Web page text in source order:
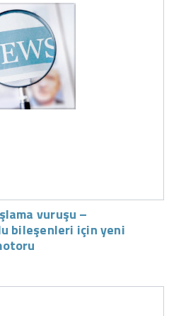
vuruşu –
bileşenleri için yeni